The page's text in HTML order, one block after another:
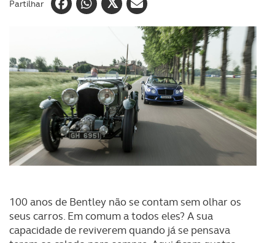
Partilhar
100 anos de Bentley não se contam sem olhar os
seus carros. Em comum a todos eles? A sua
capacidade de reviverem quando já se pensava